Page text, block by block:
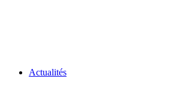
Actualités